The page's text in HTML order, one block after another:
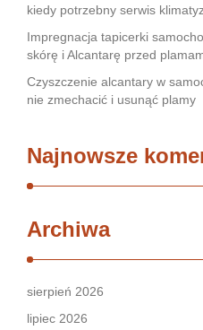
kiedy potrzebny serwis
Impregnacja tapicerki
skórę i Alcantarę przed
Czyszczenie alcantary w
nie zmechacić i usunąć plamy
Najnowsze
Archiwa
sierpień 2026
lipiec 2026